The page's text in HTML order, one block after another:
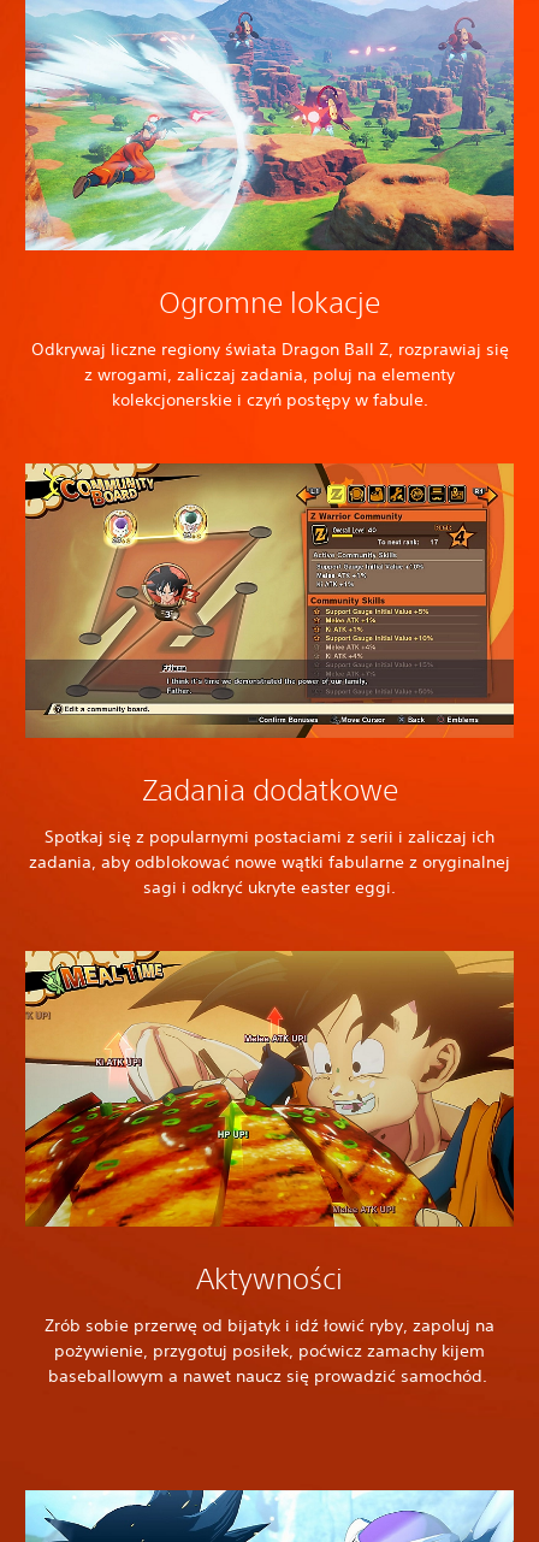
Ogromne lokacje
Odkrywaj liczne regiony świata Dragon Ball Z, rozprawiaj się
z wrogami, zaliczaj zadania, poluj na elementy
kolekcjonerskie i czyń postępy w fabule.
Zadania dodatkowe
Spotkaj się z popularnymi postaciami z serii i zaliczaj ich
zadania, aby odblokować nowe wątki fabularne z oryginalnej
sagi i odkryć ukryte easter eggi.
Aktywności
Zrób sobie przerwę od bijatyk i idź łowić ryby, zapoluj na
pożywienie, przygotuj posiłek, poćwicz zamachy kijem
baseballowym a nawet naucz się prowadzić samochód.